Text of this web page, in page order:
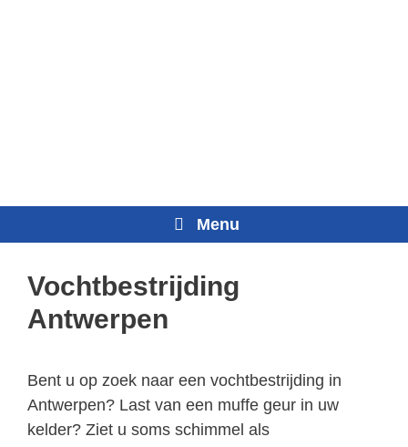
Menu
Vochtbestrijding
Antwerpen
Bent u op zoek naar een vochtbestrijding in
Antwerpen? Last van een muffe geur in uw
kelder? Ziet u soms schimmel als